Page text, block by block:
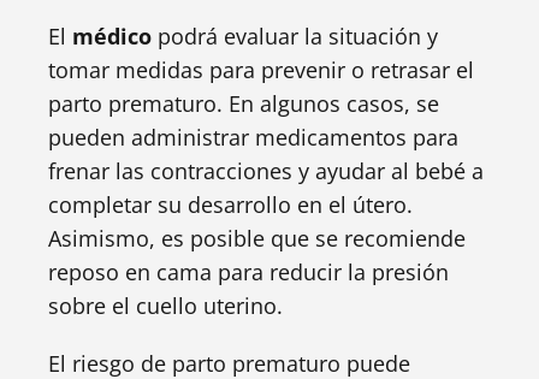
El médico podrá evaluar la situación y
tomar medidas para prevenir o retrasar el
parto prematuro. En algunos casos, se
pueden administrar medicamentos para
frenar las contracciones y ayudar al bebé a
completar su desarrollo en el útero.
Asimismo, es posible que se recomiende
reposo en cama para reducir la presión
sobre el cuello uterino.
El riesgo de parto prematuro puede